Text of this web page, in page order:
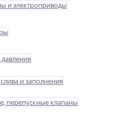
и электроприводы
и заполнения
перепускные клапаны